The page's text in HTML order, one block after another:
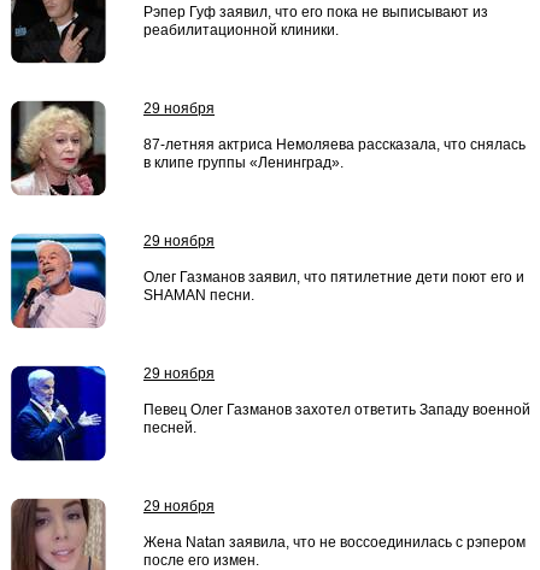
Рэпер Гуф заявил, что его пока не выписывают из
реабилитационной клиники.
29 ноября
87-летняя актриса Немоляева рассказала, что снялась
в клипе группы «Ленинград».
29 ноября
Олег Газманов заявил, что пятилетние дети поют его и
SHAMAN песни.
29 ноября
Певец Олег Газманов захотел ответить Западу военной
песней.
29 ноября
Жена Natan заявила, что не воссоединилась с рэпером
после его измен.